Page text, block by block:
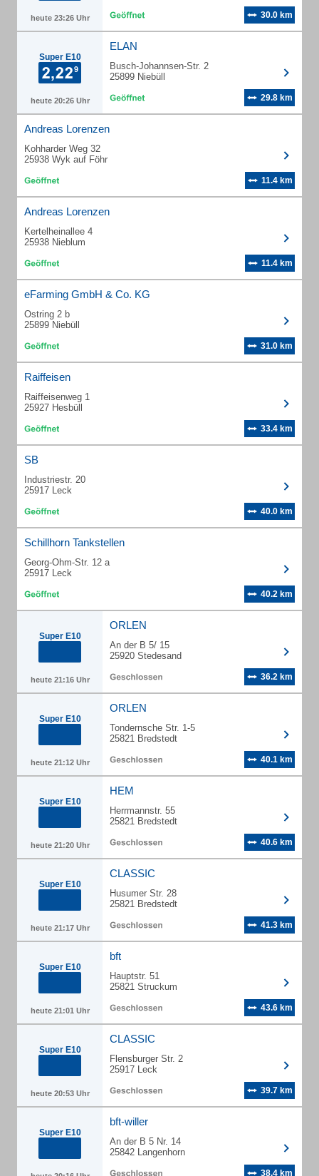
heute 23:26 Uhr 30.0 km
Super E10
heute 20:26 Uhr
ELAN
Busch-Johannsen-Str. 2
25899 Niebüll
29.8 km
Andreas Lorenzen
Kohharder Weg 32
25938 Wyk auf Föhr
11.4 km
Andreas Lorenzen
Kertelheinallee 4
25938 Nieblum
11.4 km
eFarming GmbH & Co. KG
Ostring 2 b
25899 Niebüll
31.0 km
Raiffeisen
Raiffeisenweg 1
25927 Hesbüll
33.4 km
SB
Industriestr. 20
25917 Leck
40.0 km
Schillhorn Tankstellen
Georg-Ohm-Str. 12 a
25917 Leck
40.2 km
Super E10
heute 21:16 Uhr
ORLEN
An der B 5/ 15
25920 Stedesand
36.2 km
Super E10
heute 21:12 Uhr
ORLEN
Tondernsche Str. 1-5
25821 Bredstedt
40.1 km
Super E10
heute 21:20 Uhr
HEM
Herrmannstr. 55
25821 Bredstedt
40.6 km
Super E10
heute 21:17 Uhr
CLASSIC
Husumer Str. 28
25821 Bredstedt
41.3 km
Super E10
heute 21:01 Uhr
bft
Hauptstr. 51
25821 Struckum
43.6 km
Super E10
heute 20:53 Uhr
CLASSIC
Flensburger Str. 2
25917 Leck
39.7 km
Super E10
bft-willer
An der B 5 Nr. 14
25842 Langenhorn
38.4 km